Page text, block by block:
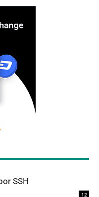
SSH
12